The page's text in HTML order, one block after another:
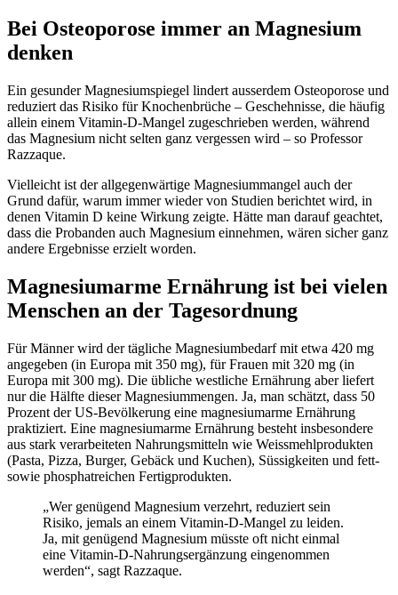
Bei Osteoporose immer an Magnesium
denken
Ein gesunder Magnesiumspiegel lindert ausserdem Osteoporose und
reduziert das Risiko für Knochenbrüche – Geschehnisse, die häufig
allein einem Vitamin-D-Mangel zugeschrieben werden, während
das Magnesium nicht selten ganz vergessen wird – so Professor
Razzaque.
Vielleicht ist der allgegenwärtige Magnesiummangel auch der
Grund dafür, warum immer wieder von Studien berichtet wird, in
denen Vitamin D keine Wirkung zeigte. Hätte man darauf geachtet,
dass die Probanden auch Magnesium einnehmen, wären sicher ganz
andere Ergebnisse erzielt worden.
Magnesiumarme Ernährung ist bei vielen
Menschen an der Tagesordnung
Für Männer wird der tägliche Magnesiumbedarf mit etwa 420 mg
angegeben (in Europa mit 350 mg), für Frauen mit 320 mg (in
Europa mit 300 mg). Die übliche westliche Ernährung aber liefert
nur die Hälfte dieser Magnesiummengen. Ja, man schätzt, dass 50
Prozent der US-Bevölkerung eine magnesiumarme Ernährung
praktiziert. Eine magnesiumarme Ernährung besteht insbesondere
aus stark verarbeiteten Nahrungsmitteln wie Weissmehlprodukten
(Pasta, Pizza, Burger, Gebäck und Kuchen), Süssigkeiten und fett-
sowie phosphatreichen Fertigprodukten.
„Wer genügend Magnesium verzehrt, reduziert sein
Risiko, jemals an einem Vitamin-D-Mangel zu leiden.
Ja, mit genügend Magnesium müsste oft nicht einmal
eine Vitamin-D-Nahrungsergänzung eingenommen
werden“, sagt Razzaque.